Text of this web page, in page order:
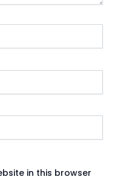
in this browser